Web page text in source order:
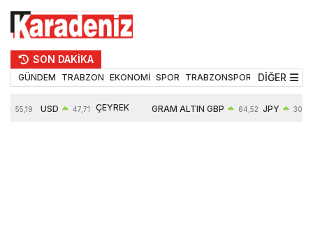
SON DAKİKA
GÜNDEM TRABZON EKONOMİ SPOR TRABZONSPOR TEKNOLOJİ
DİĞER
55,19 USD 47,71 ÇEYREK GRAM ALTIN GBP 64,52 JPY 30,31